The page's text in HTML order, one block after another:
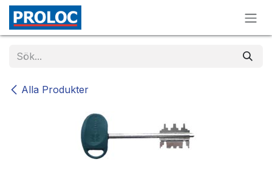
Hoppa till innehåll
Alla Produkter